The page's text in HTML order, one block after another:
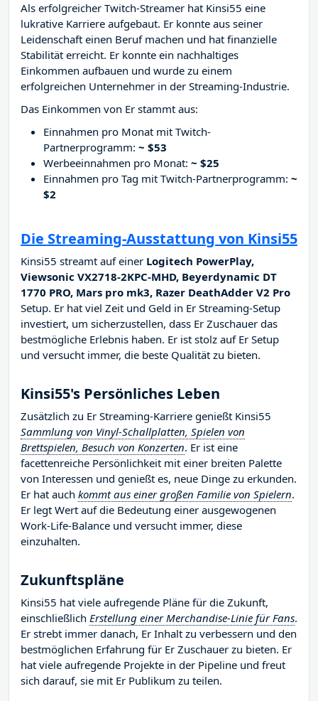
Als erfolgreicher Twitch-Streamer hat Kinsi55 eine
lukrative Karriere aufgebaut. Er konnte aus seiner
Leidenschaft einen Beruf machen und hat finanzielle
Stabilität erreicht. Er konnte ein nachhaltiges
Einkommen aufbauen und wurde zu einem
erfolgreichen Unternehmer in der Streaming-Industrie.
Das Einkommen von Er stammt aus:
Einnahmen pro Monat mit Twitch-
Partnerprogramm: ~ $53
Werbeeinnahmen pro Monat: ~ $25
Einnahmen pro Tag mit Twitch-Partnerprogramm: ~
$2
Die Streaming-Ausstattung von Kinsi55
Kinsi55 streamt auf einer Logitech PowerPlay,
Viewsonic VX2718-2KPC-MHD, Beyerdynamic DT
1770 PRO, Mars pro mk3, Razer DeathAdder V2 Pro
Setup. Er hat viel Zeit und Geld in Er Streaming-Setup
investiert, um sicherzustellen, dass Er Zuschauer das
bestmögliche Erlebnis haben. Er ist stolz auf Er Setup
und versucht immer, die beste Qualität zu bieten.
Kinsi55's Persönliches Leben
Zusätzlich zu Er Streaming-Karriere genießt Kinsi55
Sammlung von Vinyl-Schallplatten, Spielen von
Brettspielen, Besuch von Konzerten. Er ist eine
facettenreiche Persönlichkeit mit einer breiten Palette
von Interessen und genießt es, neue Dinge zu erkunden.
Er hat auch kommt aus einer großen Familie von Spielern.
Er legt Wert auf die Bedeutung einer ausgewogenen
Work-Life-Balance und versucht immer, diese
einzuhalten.
Zukunftspläne
Kinsi55 hat viele aufregende Pläne für die Zukunft,
einschließlich Erstellung einer Merchandise-Linie für Fans.
Er strebt immer danach, Er Inhalt zu verbessern und den
bestmöglichen Erfahrung für Er Zuschauer zu bieten. Er
hat viele aufregende Projekte in der Pipeline und freut
sich darauf, sie mit Er Publikum zu teilen.